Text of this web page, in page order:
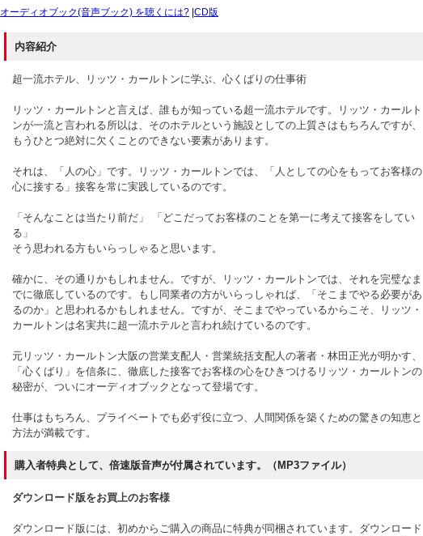
オーディオブック(音声ブック) を聴くには? |CD版
内容紹介
超一流ホテル、リッツ・カールトンに学ぶ、心くばりの仕事術
リッツ・カールトンと言えば、誰もが知っている超一流ホテルです。リッツ・カールト
ンが一流と言われる所以は、そのホテルという施設としての上質さはもちろんですが、
もうひとつ絶対に欠くことのできない要素があります。
それは、「人の心」です。リッツ・カールトンでは、「人としての心をもってお客様の
心に接する」接客を常に実践しているのです。
「そんなことは当たり前だ」 「どこだってお客様のことを第一に考えて接客をしてい
る」
そう思われる方もいらっしゃると思います。
確かに、その通りかもしれません。ですが、リッツ・カールトンでは、それを完璧なま
でに徹底しているのです。もし同業者の方がいらっしゃれば、「そこまでやる必要があ
るのか」と思われるかもしれません。ですが、そこまでやっているからこそ、リッツ・
カールトンは名実共に超一流ホテルと言われ続けているのです。
元リッツ・カールトン大阪の営業支配人・営業統括支配人の著者・林田正光が明かす、
「心くばり」を信条に、徹底した接客でお客様の心をひきつけるリッツ・カールトンの
秘密が、ついにオーディオブックとなって登場です。
仕事はもちろん、プライベートでも必ず役に立つ、人間関係を築くための驚きの知恵と
方法が満載です。
購入者特典として、倍速版音声が付属されています。（MP3ファイル）
ダウンロード版をお買上のお客様
ダウンロード版には、初めからご購入の商品に特典が同梱されています。ダウンロード